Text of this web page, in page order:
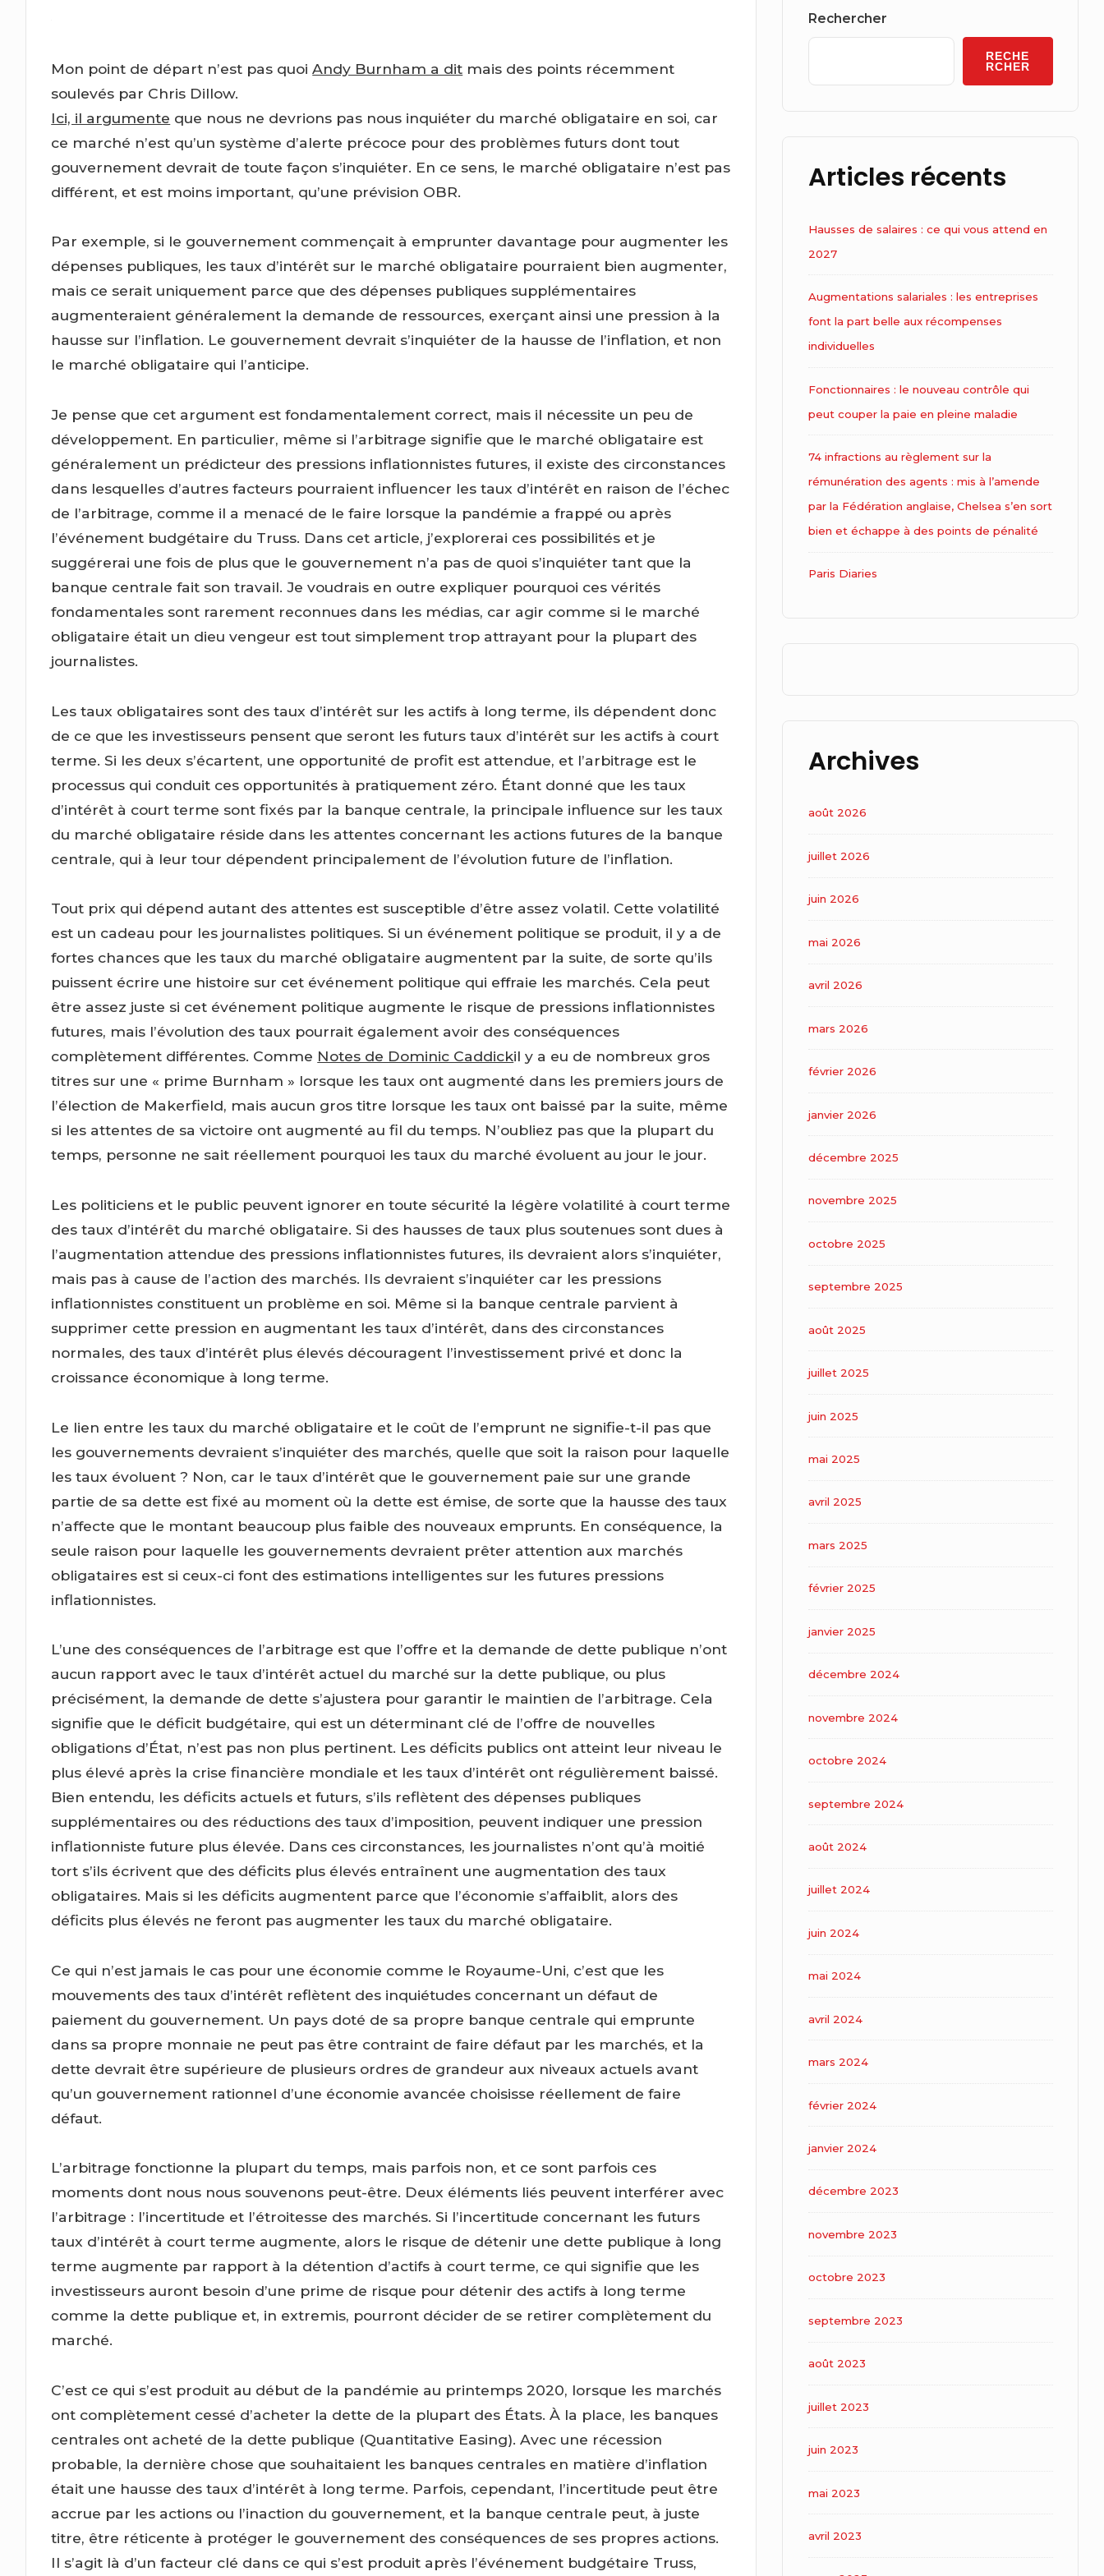
Mon point de départ n’est pas quoiAndy Burnham a dit mais des points récemment
soulevés par Chris Dillow.
Ici, il argumente que nous ne devrions pas nous inquiéter du marché obligataire en soi, car
ce marché n’est qu’un système d’alerte précoce pour des problèmes futurs dont tout
gouvernement devrait de toute façon s’inquiéter. En ce sens, le marché obligataire n’est pas
différent, et est moins important, qu’une prévision OBR.
Par exemple, si le gouvernement commençait à emprunter davantage pour augmenter les
dépenses publiques, les taux d’intérêt sur le marché obligataire pourraient bien augmenter,
mais ce serait uniquement parce que des dépenses publiques supplémentaires
augmenteraient généralement la demande de ressources, exerçant ainsi une pression à la
hausse sur l’inflation. Le gouvernement devrait s’inquiéter de la hausse de l’inflation, et non
le marché obligataire qui l’anticipe.
Je pense que cet argument est fondamentalement correct, mais il nécessite un peu de
développement. En particulier, même si l’arbitrage signifie que le marché obligataire est
généralement un prédicteur des pressions inflationnistes futures, il existe des circonstances
dans lesquelles d’autres facteurs pourraient influencer les taux d’intérêt en raison de l’échec
de l’arbitrage, comme il a menacé de le faire lorsque la pandémie a frappé ou après
l’événement budgétaire du Truss. Dans cet article, j’explorerai ces possibilités et je
suggérerai une fois de plus que le gouvernement n’a pas de quoi s’inquiéter tant que la
banque centrale fait son travail. Je voudrais en outre expliquer pourquoi ces vérités
fondamentales sont rarement reconnues dans les médias, car agir comme si le marché
obligataire était un dieu vengeur est tout simplement trop attrayant pour la plupart des
journalistes.
Les taux obligataires sont des taux d’intérêt sur les actifs à long terme, ils dépendent donc
de ce que les investisseurs pensent que seront les futurs taux d’intérêt sur les actifs à court
terme. Si les deux s’écartent, une opportunité de profit est attendue, et l’arbitrage est le
processus qui conduit ces opportunités à pratiquement zéro. Étant donné que les taux
d’intérêt à court terme sont fixés par la banque centrale, la principale influence sur les taux
du marché obligataire réside dans les attentes concernant les actions futures de la banque
centrale, qui à leur tour dépendent principalement de l’évolution future de l’inflation.
Tout prix qui dépend autant des attentes est susceptible d’être assez volatil. Cette volatilité
est un cadeau pour les journalistes politiques. Si un événement politique se produit, il y a de
fortes chances que les taux du marché obligataire augmentent par la suite, de sorte qu’ils
puissent écrire une histoire sur cet événement politique qui effraie les marchés. Cela peut
être assez juste si cet événement politique augmente le risque de pressions inflationnistes
futures, mais l’évolution des taux pourrait également avoir des conséquences
complètement différentes. Comme Notes de Dominic Caddickil y a eu de nombreux gros
titres sur une « prime Burnham » lorsque les taux ont augmenté dans les premiers jours de
l’élection de Makerfield, mais aucun gros titre lorsque les taux ont baissé par la suite, même
si les attentes de sa victoire ont augmenté au fil du temps. N’oubliez pas que la plupart du
temps, personne ne sait réellement pourquoi les taux du marché évoluent au jour le jour.
Les politiciens et le public peuvent ignorer en toute sécurité la légère volatilité à court terme
des taux d’intérêt du marché obligataire. Si des hausses de taux plus soutenues sont dues à
l’augmentation attendue des pressions inflationnistes futures, ils devraient alors s’inquiéter,
mais pas à cause de l’action des marchés. Ils devraient s’inquiéter car les pressions
inflationnistes constituent un problème en soi. Même si la banque centrale parvient à
supprimer cette pression en augmentant les taux d’intérêt, dans des circonstances
normales, des taux d’intérêt plus élevés découragent l’investissement privé et donc la
croissance économique à long terme.
Le lien entre les taux du marché obligataire et le coût de l’emprunt ne signifie-t-il pas que
les gouvernements devraient s’inquiéter des marchés, quelle que soit la raison pour laquelle
les taux évoluent ? Non, car le taux d’intérêt que le gouvernement paie sur une grande
partie de sa dette est fixé au moment où la dette est émise, de sorte que la hausse des taux
n’affecte que le montant beaucoup plus faible des nouveaux emprunts. En conséquence, la
seule raison pour laquelle les gouvernements devraient prêter attention aux marchés
obligataires est si ceux-ci font des estimations intelligentes sur les futures pressions
inflationnistes.
L’une des conséquences de l’arbitrage est que l’offre et la demande de dette publique n’ont
aucun rapport avec le taux d’intérêt actuel du marché sur la dette publique, ou plus
précisément, la demande de dette s’ajustera pour garantir le maintien de l’arbitrage. Cela
signifie que le déficit budgétaire, qui est un déterminant clé de l’offre de nouvelles
obligations d’État, n’est pas non plus pertinent. Les déficits publics ont atteint leur niveau le
plus élevé après la crise financière mondiale et les taux d’intérêt ont régulièrement baissé.
Bien entendu, les déficits actuels et futurs, s’ils reflètent des dépenses publiques
supplémentaires ou des réductions des taux d’imposition, peuvent indiquer une pression
inflationniste future plus élevée. Dans ces circonstances, les journalistes n’ont qu’à moitié
tort s’ils écrivent que des déficits plus élevés entraînent une augmentation des taux
obligataires. Mais si les déficits augmentent parce que l’économie s’affaiblit, alors des
déficits plus élevés ne feront pas augmenter les taux du marché obligataire.
Ce qui n’est jamais le cas pour une économie comme le Royaume-Uni, c’est que les
mouvements des taux d’intérêt reflètent des inquiétudes concernant un défaut de
paiement du gouvernement. Un pays doté de sa propre banque centrale qui emprunte
dans sa propre monnaie ne peut pas être contraint de faire défaut par les marchés, et la
dette devrait être supérieure de plusieurs ordres de grandeur aux niveaux actuels avant
qu’un gouvernement rationnel d’une économie avancée choisisse réellement de faire
défaut.
L’arbitrage fonctionne la plupart du temps, mais parfois non, et ce sont parfois ces
moments dont nous nous souvenons peut-être. Deux éléments liés peuvent interférer avec
l’arbitrage : l’incertitude et l’étroitesse des marchés. Si l’incertitude concernant les futurs
taux d’intérêt à court terme augmente, alors le risque de détenir une dette publique à long
terme augmente par rapport à la détention d’actifs à court terme, ce qui signifie que les
investisseurs auront besoin d’une prime de risque pour détenir des actifs à long terme
comme la dette publique et, in extremis, pourront décider de se retirer complètement du
marché.
C’est ce qui s’est produit au début de la pandémie au printemps 2020, lorsque les marchés
ont complètement cessé d’acheter la dette de la plupart des États. À la place, les banques
centrales ont acheté de la dette publique (Quantitative Easing). Avec une récession
probable, la dernière chose que souhaitaient les banques centrales en matière d’inflation
était une hausse des taux d’intérêt à long terme. Parfois, cependant, l’incertitude peut être
accrue par les actions ou l’inaction du gouvernement, et la banque centrale peut, à juste
titre, être réticente à protéger le gouvernement des conséquences de ses propres actions.
Il s’agit là d’un facteur clé dans ce qui s’est produit après l’événement budgétaire Truss,
Widget
Rechercher
RECHE
RCHER
Articles récents
Hausses de salaires : ce qui vous attend en
2027
Augmentations salariales : les entreprises
font la part belle aux récompenses
individuelles
Fonctionnaires : le nouveau contrôle qui
peut couper la paie en pleine maladie
74 infractions au règlement sur la
rémunération des agents : mis à l’amende
par la Fédération anglaise, Chelsea s’en sort
bien et échappe à des points de pénalité
Paris Diaries
Archives
août 2026
juillet 2026
juin 2026
mai 2026
avril 2026
mars 2026
février 2026
janvier 2026
décembre 2025
novembre 2025
octobre 2025
septembre 2025
août 2025
juillet 2025
juin 2025
mai 2025
avril 2025
mars 2025
février 2025
janvier 2025
décembre 2024
novembre 2024
octobre 2024
septembre 2024
août 2024
juillet 2024
juin 2024
mai 2024
avril 2024
mars 2024
février 2024
janvier 2024
décembre 2023
novembre 2023
octobre 2023
septembre 2023
août 2023
juillet 2023
juin 2023
mai 2023
avril 2023